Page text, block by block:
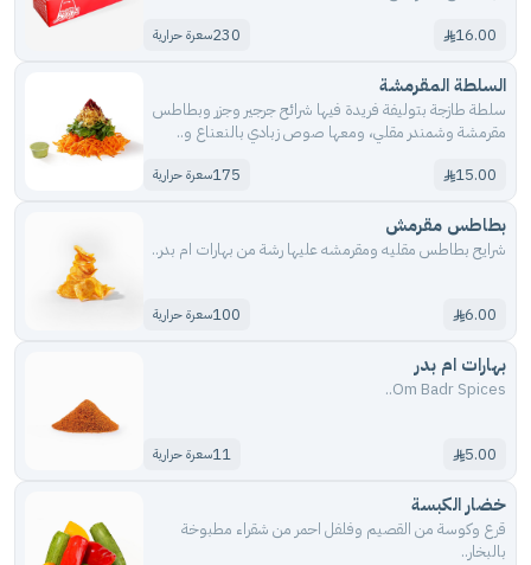
16.00
230سعرة حرارية
السلطة المقرمشة
سلطة طازجة بتوليفة فريدة فيها شرائح جرجير وجزر وبطاطس
مقرمشة وشمندر مقلي، ومعها صوص زبادي بالنعناع و..
15.00
175سعرة حرارية
بطاطس مقرمش
شرايح بطاطس مقليه ومقرمشه عليها رشة من بهارات ام بدر..
6.00
100سعرة حرارية
بهارات ام بدر
Om Badr Spices..
5.00
11سعرة حرارية
خضار الكبسة
قرع وكوسة من القصيم وفلفل احمر من شقراء مطبوخة
بالبخار..